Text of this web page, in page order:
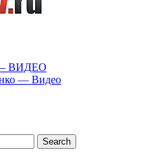
ВИДЕО
— Видео
Search